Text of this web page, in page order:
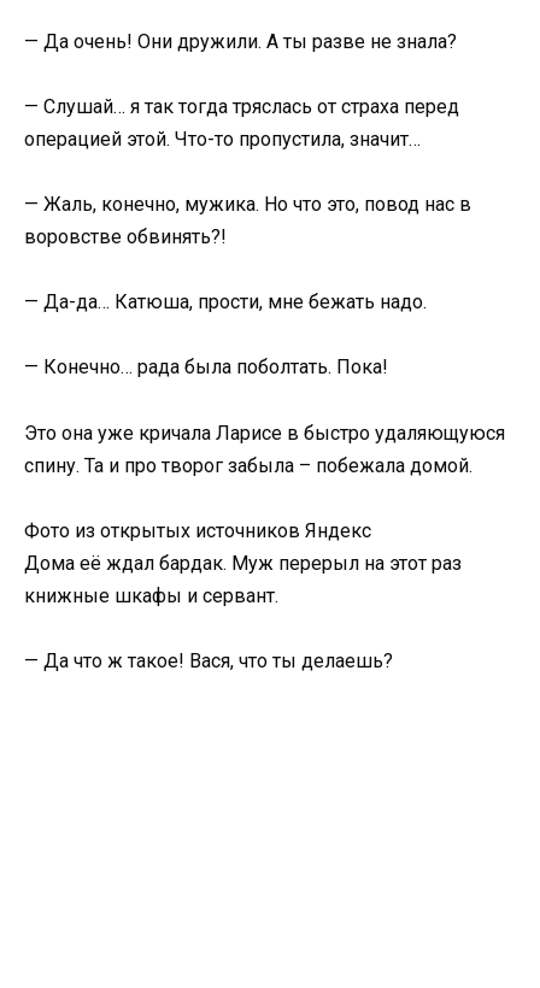
— Да очень! Они дружили. А ты разве не знала?
— Слушай… я так тогда тряслась от страха перед
операцией этой. Что-то пропустила, значит…
— Жаль, конечно, мужика. Но что это, повод нас в
воровстве обвинять?!
— Да-да… Катюша, прости, мне бежать надо.
— Конечно… рада была поболтать. Пока!
Это она уже кричала Ларисе в быстро удаляющуюся
спину. Та и про творог забыла – побежала домой.
Фото из открытых источников Яндекс
Дома её ждал бардак. Муж перерыл на этот раз
книжные шкафы и сервант.
— Да что ж такое! Вася, что ты делаешь?